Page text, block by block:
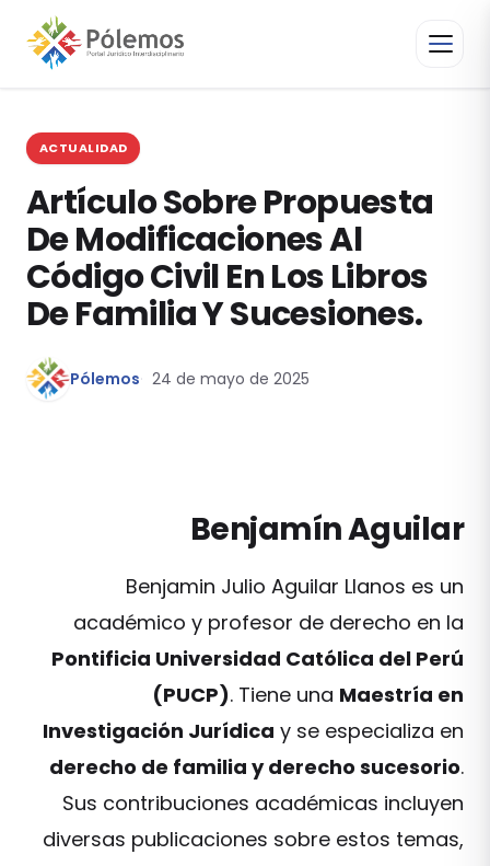
ACTUALIDAD
Artículo Sobre Propuesta
De Modificaciones Al
Código Civil En Los Libros
De Familia Y Sucesiones.
Pólemos 24 de mayo de 2025
Benjamín Aguilar
Benjamin Julio Aguilar Llanos es un
académico y profesor de derecho en la
Pontificia Universidad Católica del Perú
(PUCP). Tiene una Maestría en
Investigación Jurídica y se especializa en
derecho de familia y derecho sucesorio.
Sus contribuciones académicas incluyen
diversas publicaciones sobre estos temas,